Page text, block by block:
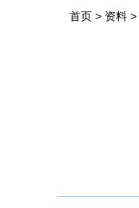
首页 > 资料 >